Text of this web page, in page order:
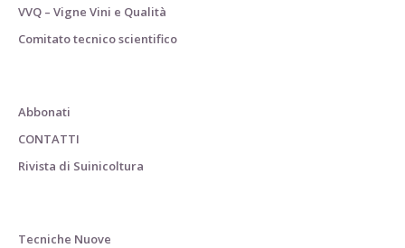
VVQ – Vigne Vini e Qualità
Comitato tecnico scientifico
Abbonati
CONTATTI
Rivista di Suinicoltura
Tecniche Nuove